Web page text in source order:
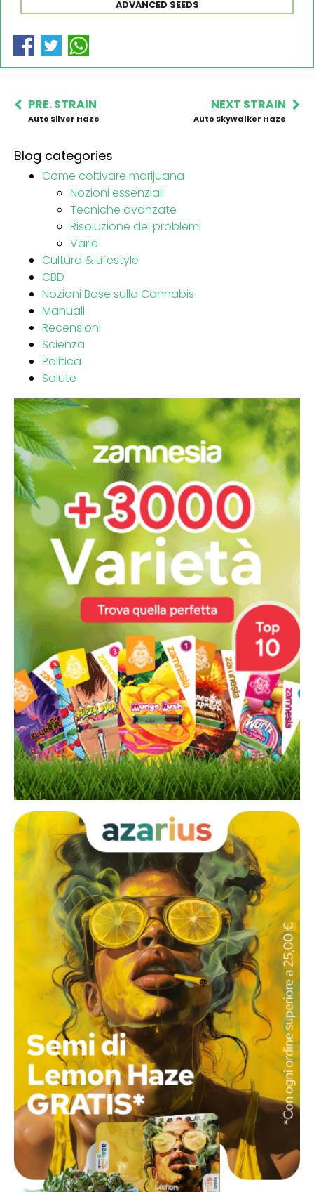
ADVANCED SEEDS
PRE. STRAIN
Auto Silver Haze
NEXT STRAIN
Auto Skywalker Haze
Blog categories
Come coltivare marijuana
Nozioni essenziali
Tecniche avanzate
Risoluzione dei problemi
Varie
Cultura & Lifestyle
CBD
Nozioni Base sulla Cannabis
Manuali
Recensioni
Scienza
Politica
Salute